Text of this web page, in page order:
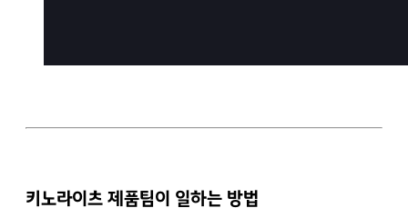
키노라이츠 제품팀이 일하는 방법